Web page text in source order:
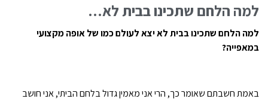
למה הלחם שתכינו בבית לא…
למה הלחם שתכינו בבית לא יצא לעולם כמו של אופה מקצועי
במאפייה?
באמת חשבתם שאומר כך, הרי אני מאמין גדול בלחם הביתי, אני חושב